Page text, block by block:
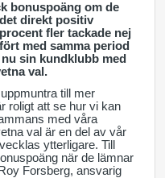
bonuspoäng om de
direkt positiv
fler tackade nej
med samma period
sin kundklubb med
val.
till mer
roligt att se hur vi kan
med våra
val är en del av vår
ytterligare. Till
när de lämnar
Forsberg, ansvarig